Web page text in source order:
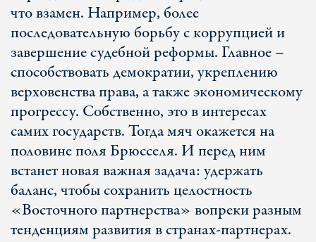
что взамен. Например, более
последовательную борьбу с коррупцией и
завершение судебной реформы. Главное –
способствовать демократии, укреплению
верховенства права, а также экономическому
прогрессу. Собственно, это в интересах
самих государств. Тогда мяч окажется на
половине поля Брюсселя. И перед ним
встанет новая важная задача: удержать
баланс, чтобы сохранить целостность
«Восточного партнерства» вопреки разным
тенденциям развития в странах-партнерах.